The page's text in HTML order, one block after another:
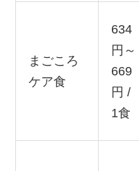
まごころ
ケア食
634
円～
669
円 /
1食